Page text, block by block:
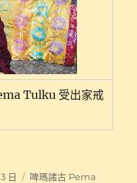
Tulku 受出家戒
日
分
啤瑪諸古 Pema